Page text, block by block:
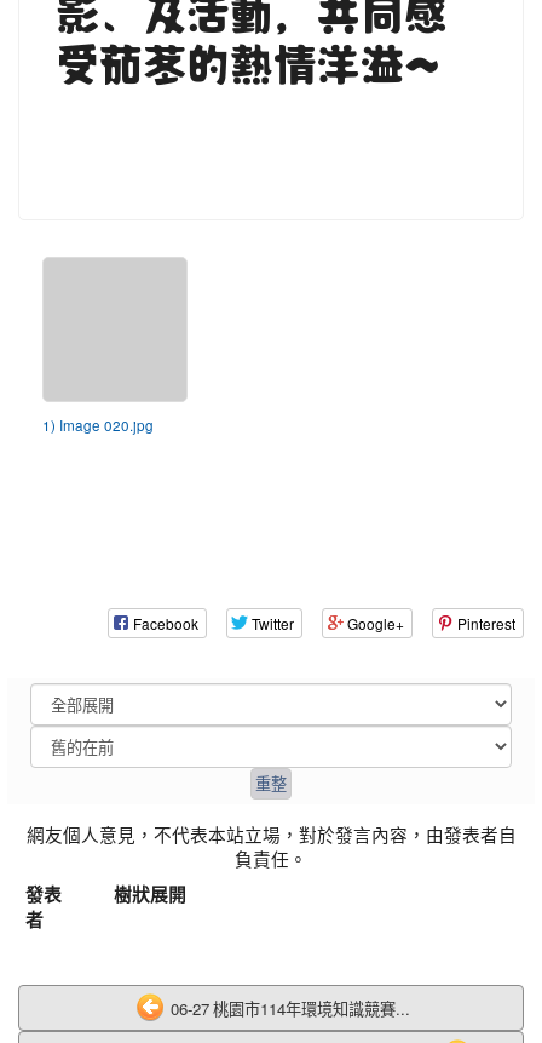
受茄苳的熱情洋溢~
1) Image 020.jpg
Facebook Twitter Google+ Pinterest
網友個人意見，不代表本站立場，對於發言內容，由發表者自
負責任。
發表
者
樹狀展開
06-27 桃園市114年環境知識競賽...